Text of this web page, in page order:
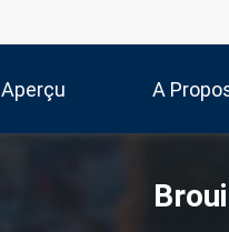
Aperçu A